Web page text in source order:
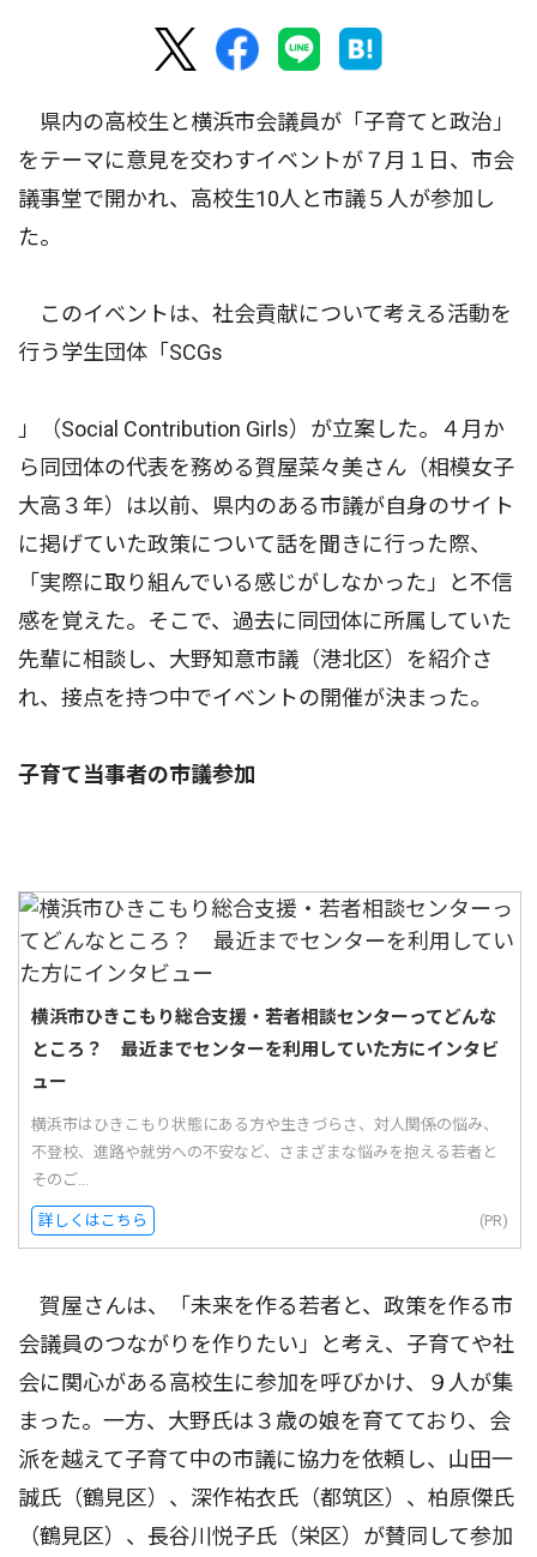
県内の高校生と横浜市会議員が「子育てと政治」
をテーマに意見を交わすイベントが７月１日、市会
議事堂で開かれ、高校生10人と市議５人が参加し
た。
このイベントは、社会貢献について考える活動を
行う学生団体「SCGs
」（Social Contribution Girls）が立案した。４月か
ら同団体の代表を務める賀屋菜々美さん（相模女子
大高３年）は以前、県内のある市議が自身のサイト
に掲げていた政策について話を聞きに行った際、
「実際に取り組んでいる感じがしなかった」と不信
感を覚えた。そこで、過去に同団体に所属していた
先輩に相談し、大野知意市議（港北区）を紹介さ
れ、接点を持つ中でイベントの開催が決まった。
子育て当事者の市議参加
横浜市ひきこもり総合支援・若者相談センターってどんな
ところ？ 最近までセンターを利用していた方にインタビ
ュー
横浜市はひきこもり状態にある方や生きづらさ、対人関係の悩み、
不登校、進路や就労への不安など、さまざまな悩みを抱える若者と
そのご...
詳しくはこちら (PR)
賀屋さんは、「未来を作る若者と、政策を作る市
会議員のつながりを作りたい」と考え、子育てや社
会に関心がある高校生に参加を呼びかけ、９人が集
まった。一方、大野氏は３歳の娘を育てており、会
派を越えて子育て中の市議に協力を依頼し、山田一
誠氏（鶴見区）、深作祐衣氏（都筑区）、柏原傑氏
（鶴見区）、長谷川悦子氏（栄区）が賛同して参加